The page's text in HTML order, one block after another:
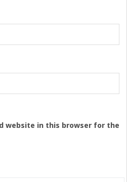
website in this browser for the